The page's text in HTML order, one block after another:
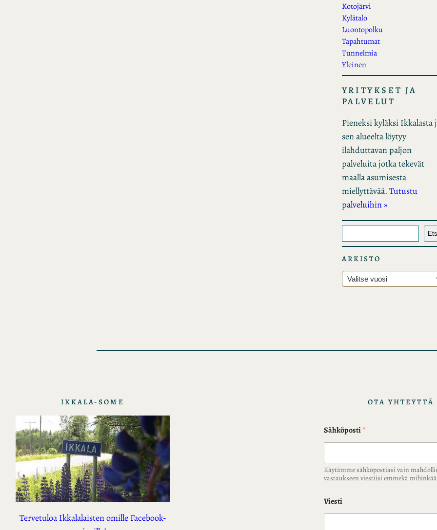
Kotojärvi
Kylätalo
Luontopolku
Tapahtumat
Tunnelmia
Yleinen
YRITYKSET JA
PALVELUT
Pieneksi kyläksi Ikkalasta
sen alueelta löytyy
ilahduttavan paljon
palveluita jotka tekevät
maalla asumisesta
miellyttävää. Tutustu
palveluihin »
t
s
i
ARKISTO
r
IKKALA-SOME
Tervetuloa Ikkalalaisten omille Facebook-
OTA YHTEYTTÄ
Sähköposti*
Käytämme sähköpostiasi vain
vastaukseen viestiisi emmekä
Viesti